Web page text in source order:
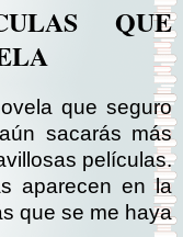
QUE
que seguro
sacarás más
películas.
aparecen en la
que se me haya